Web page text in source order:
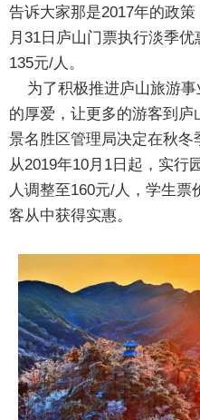
告诉大家那是2017年的政
月31日庐山门票执行淡季
135元/人。
为了积极推进庐山旅游事
的厚爱，让更多的游客到 庐
景名胜区管理局决定在秋冬
从2019年10月1日起，实行
人调整至160元/人，学生
客从中获得实惠。